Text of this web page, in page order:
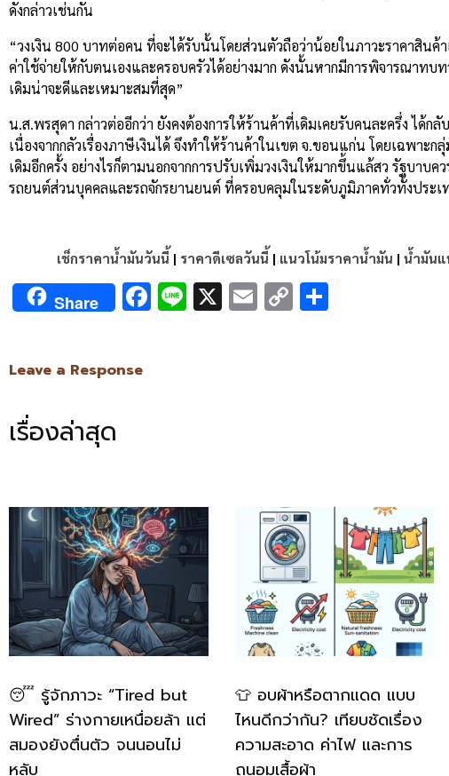
ดังกล่าวเช่นกัน
“วงเงิน 800 บาทต่อคน ที่จะได้รับนั้นโดยส่วนตัวถือว่าน้อยในภาวะราคาสิน
ค่าใช้จ่ายให้กับตนเองและครอบครัวได้อย่างมาก ดังนั้นหากมีการพิจารณาทบ
เดิมน่าจะดีและเหมาะสมที่สุด”
น.ส.พรสุดา กล่าวต่ออีกว่า ยังคงต้องการให้ร้านค้าที่เดิมเคยรับคนละครึ่ง ได้ก
เนื่องจากกลัวเรื่องภาษีเงินได้ จึงทำให้ร้านค้าในเขต จ.ขอนแก่น โดยเฉพาะ
เดิมอีกครั้ง อย่างไรก็ตามนอกจากการปรับเพิ่มวงเงินให้มากขึ้นแล้สว รัฐบา
รถยนต์ส่วนบุคคลและรถจักรยานยนต์ ที่ครอบคลุมในระดับภูมิภาคทั่วทั้งประเ
เช็กราคาน้ำมันวันนี้ | ราคาดีเซลวันนี้ | แนวโน้มราคาน้ำมัน | น้ำมันแ
Share Facebook
Line
X Email
Copy
Leave a Response
เรื่องล่าสุด
😴 รู้จักภาวะ “Tired but
Wired” ร่างกายเหนื่อยล้า แต่
สมองยังตื่นตัว จนนอนไม่
หลับ
👕 อบผ้าหรือตากแดด แบบ
ไหนดีกว่ากัน? เทียบชัดเรื่อง
ความสะอาด ค่าไฟ และการ
ถนอมเสื้อผ้า